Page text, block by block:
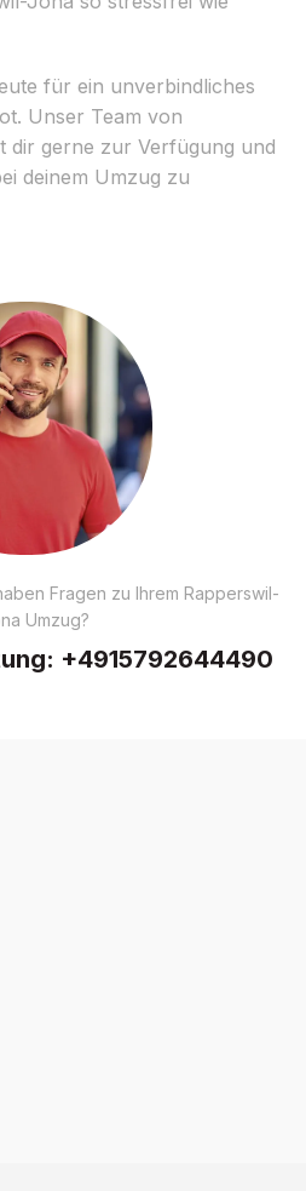
für ein unverbindliches
Unser Team von
dir gerne zur Verfügung und
deinem Umzug zu
Fragen zu Ihrem Rapperswil-
Umzug?
+4915792644490